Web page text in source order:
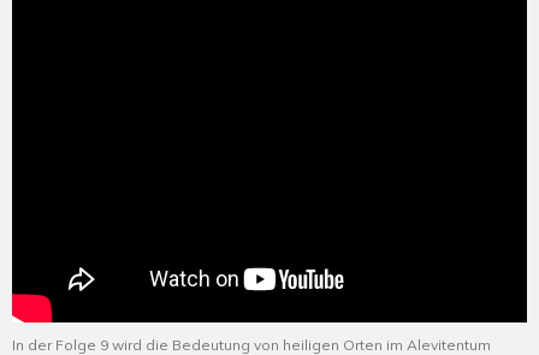
In der Folge 9 wird die Bedeutung von heiligen Orten im Alevitentum